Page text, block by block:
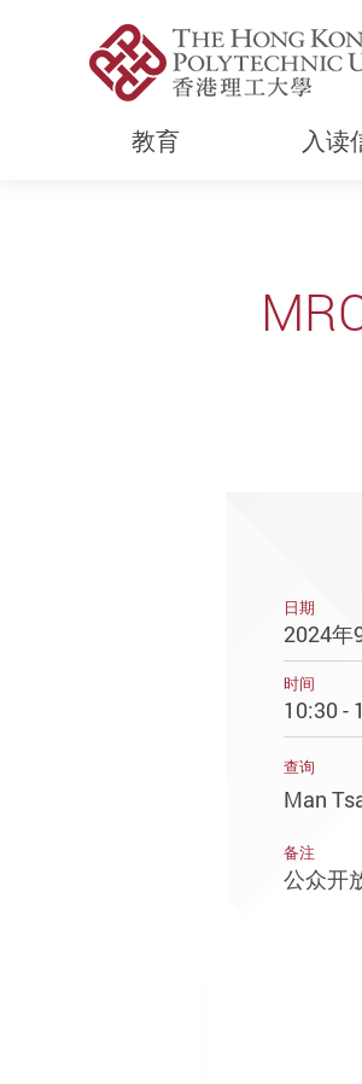
教育 入读
日期
2024年
时间
10:30 -
查询
Man
备注
公众开